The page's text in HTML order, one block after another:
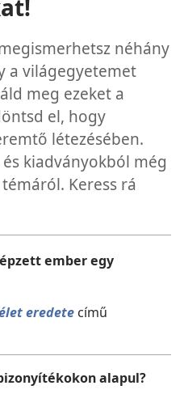
néhány
a világegyetemet
meg ezeket a
el, hogy
létezésében.
kiadványokból még
Keress rá
ember egy
eredete című
alapul?